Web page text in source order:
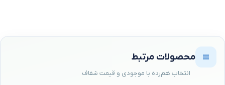
محصولات مرتبط